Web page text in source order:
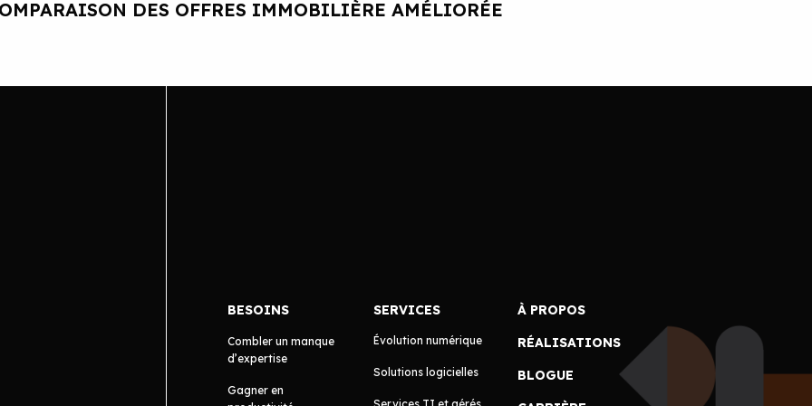
DES OFFRES IMMOBILIÈRE AMÉLIORÉE
BESOINS
Combler un manque
d’expertise
Gagner en
SERVICES
Évolution numérique
Solutions logicielles
À PROPOS
RÉALISATIONS
BLOGUE